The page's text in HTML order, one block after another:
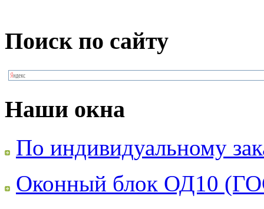
Поиск по сайту
Наши окна
По индивидуальному
Оконный блок ОД10